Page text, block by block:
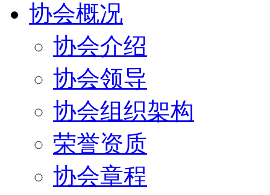
协会概况
协会介绍
协会领导
协会组织架构
荣誉资质
协会章程